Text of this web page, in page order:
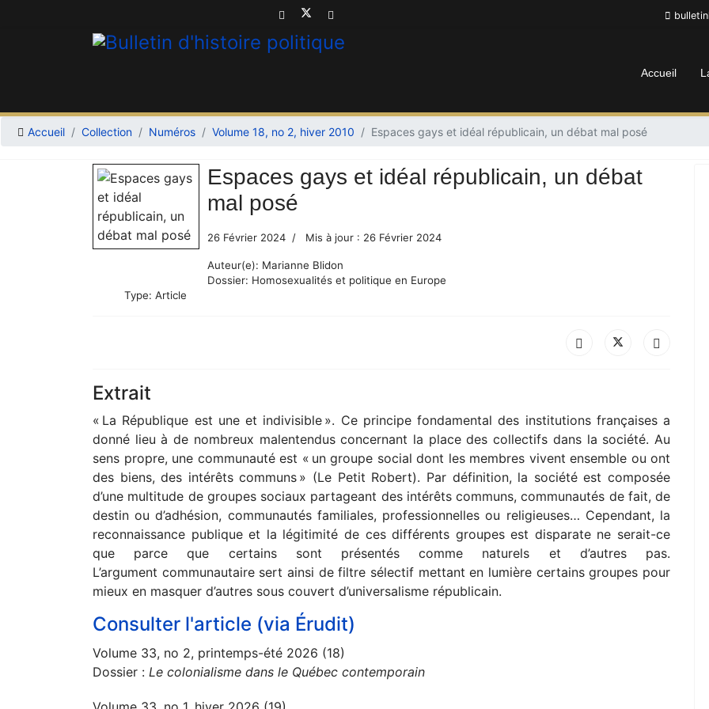
Accueil
Accueil Collection Numéros Volume 18, no 2, hiver 2010 Espaces gays et idéal républicain, un débat mal posé
Espaces gays et idéal républicain, un débat
mal posé
26 Février 2024 Mis à jour : 26 Février 2024
Auteur(e): Marianne Blidon
Dossier: Homosexualités et politique en Europe
Type: Article
Extrait
« La République est une et indivisible ». Ce principe fondamental des institutions françaises a
donné lieu à de nombreux malentendus concernant la place des collectifs dans la société. Au
sens propre, une communauté est « un groupe social dont les membres vivent ensemble ou ont
des biens, des intérêts communs » (Le Petit Robert). Par définition, la société est composée
d’une multitude de groupes sociaux partageant des intérêts communs, communautés de fait, de
destin ou d’adhésion, communautés familiales, professionnelles ou religieuses… Cependant, la
reconnaissance publique et la légitimité de ces différents groupes est disparate ne serait-ce
que parce que certains sont présentés comme naturels et d’autres pas.
L’argument communautaire sert ainsi de filtre sélectif mettant en lumière certains groupes pour
mieux en masquer d’autres sous couvert d’universalisme républicain.
Consulter l'article (via Érudit)
Volume 33, no 2, printemps-été 2026 (18)
Dossier : Le colonialisme dans le Québec contemporain